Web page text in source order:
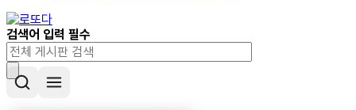
검색어 입력 필수